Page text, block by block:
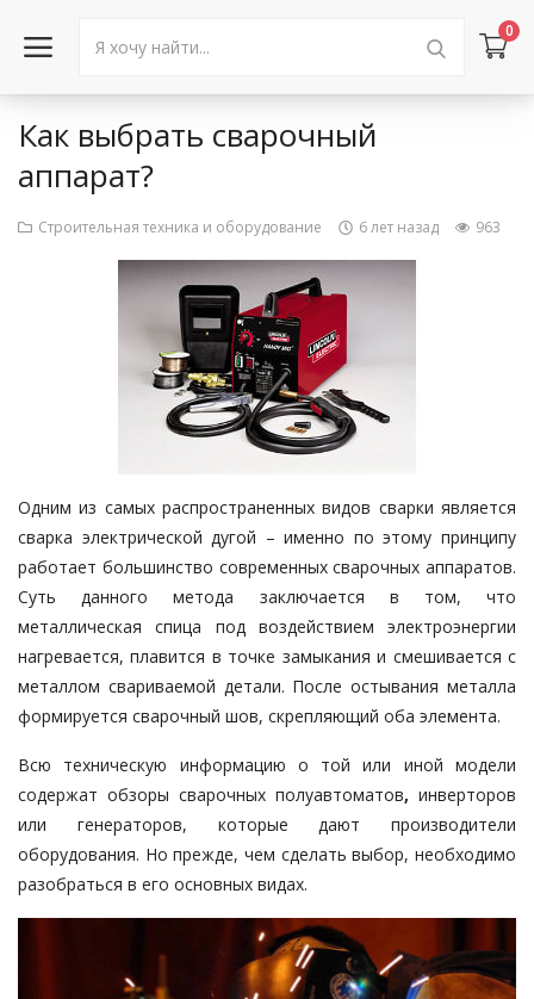
0
Войти в аккаунт
Город: Колумбус
Как выбрать сварочный
аппарат?
Строительная техника и оборудование 6 лет назад 963
Одним из самых распространенных видов сварки является
сварка электрической дугой – именно по этому принципу
работает большинство современных сварочных аппаратов.
Суть данного метода заключается в том, что
металлическая спица под воздействием электроэнергии
нагревается, плавится в точке замыкания и смешивается с
металлом свариваемой детали. После остывания металла
формируется сварочный шов, скрепляющий оба элемента.
Всю техническую информацию о той или иной модели
содержат обзоры сварочных полуавтоматов, инверторов
или генераторов, которые дают производители
оборудования. Но прежде, чем сделать выбор, необходимо
разобраться в его основных видах.